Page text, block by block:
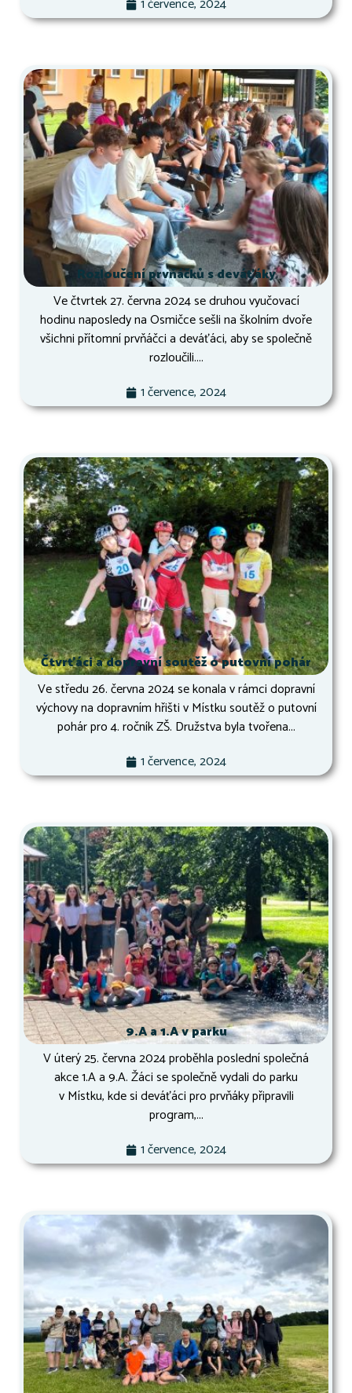
1 července, 2024
Rozloučení prvňáčků s deváťáky
Ve čtvrtek 27. června 2024 se druhou vyučovací
hodinu naposledy na Osmičce sešli na školním dvoře
všichni přítomní prvňáčci a deváťáci, aby se společně
rozloučili....
1 července, 2024
Čtvrťáci a dopravní soutěž o putovní pohár
Ve středu 26. června 2024 se konala v rámci dopravní
výchovy na dopravním hřišti v Místku soutěž o putovní
pohár pro 4. ročník ZŠ. Družstva byla tvořena...
1 července, 2024
9.A a 1.A v parku
V úterý 25. června 2024 proběhla poslední společná
akce 1.A a 9.A. Žáci se společně vydali do parku
v Místku, kde si deváťáci pro prvňáky připravili
program,...
1 července, 2024